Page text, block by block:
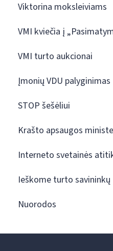
Viktorina moksleiviams
VMI kviečia į
VMI turto aukcionai
Įmonių VDU palyginimas
STOP šešėliui
Krašto apsaugos
Interneto svetainės
Ieškome turto savininkų
Nuorodos